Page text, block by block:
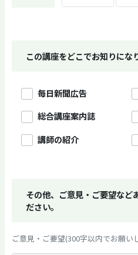
この講座をどこでお知りにな
毎日新聞広告
総合講座案内誌
講師の紹介
その他、ご意見・ご要望など
ださい。
ご意見・ご要望(300字以内でお願い